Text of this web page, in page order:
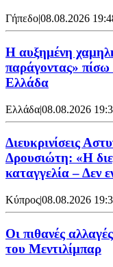
Γήπεδο|08.08.2026
Η αυξημένη
παράγοντας» πίσω
Ελλάδα
Ελλάδα|08.08.2026
Διευκρινίσεις
Δρουσιώτη: «Η
καταγγελία – Δεν
Κύπρος|08.08.2026
Οι πιθανές
του Μεντιλίμπαρ